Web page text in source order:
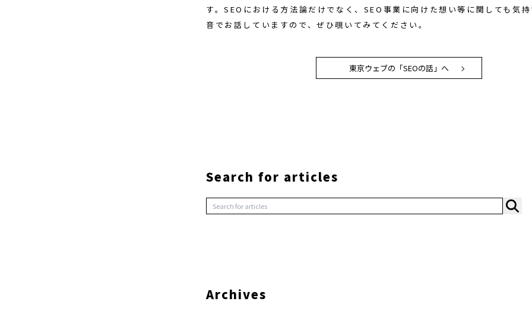
す。SEOにおける方法論だけでなく、SEO事業に向けた想い等に関しても気
音でお話していますので、ぜひ覗いてみてください。
東京ウェブの「SEOの話」へ
Search for articles
Archives